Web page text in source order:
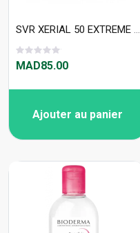
SVR XERIAL 50 EXTREME CREME PIEDS 40ml Callosités Et Durillons Rebelles
MAD85.00
Ajouter au panier